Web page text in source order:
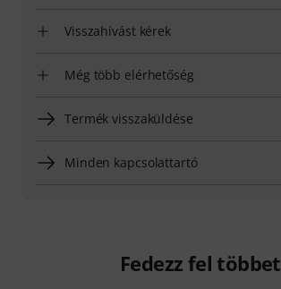
Visszahívást kérek
Még több elérhetőség
Termék visszaküldése
Minden kapcsolattartó
Fedezz fel többet